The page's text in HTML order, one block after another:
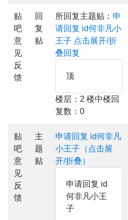
贴
吧
意
见
反
馈
回
复
贴
所回复主题贴： 申
请回复 id何非凡小
王子 点击展开/折
叠回复
顶
楼层：2 楼中楼回
复数：0
贴
吧
意
见
反
馈
主
题
贴
申请回复 id何非凡
小王子（点击展
开/折叠）
申请回复 id
何非凡小王
子